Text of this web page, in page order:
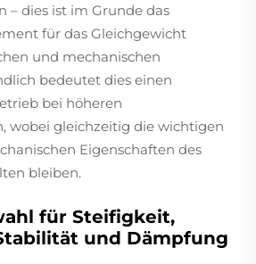
– dies ist im Grunde das
für das Gleichgewicht
und mechanischen
bedeutet dies einen
bei höheren
wobei gleichzeitig die wichtigen
Eigenschaften des
bleiben.
für Steifigkeit,
und Dämpfung